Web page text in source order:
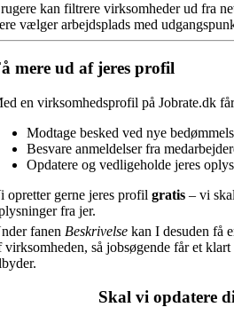
kan filtrere virksomheder ud fra
vælger arbejdsplads med
mere ud af jeres profil
en virksomhedsprofil på Jobrate.dk
Modtage besked ved nye
Besvare anmeldelser fra
Opdatere og vedligeholde jeres
opretter gerne jeres profilgratis – vi
fra jer.
fanen Beskrivelse kan I desuden få
virksomheden, så jobsøgende får et
Skal vi opdatere